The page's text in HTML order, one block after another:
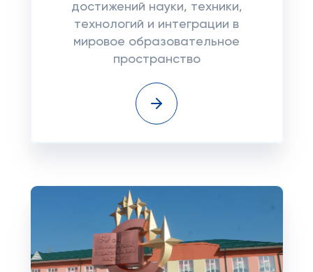
достижений науки, техники,
технологий и интеграции в
мировое образовательное
пространство